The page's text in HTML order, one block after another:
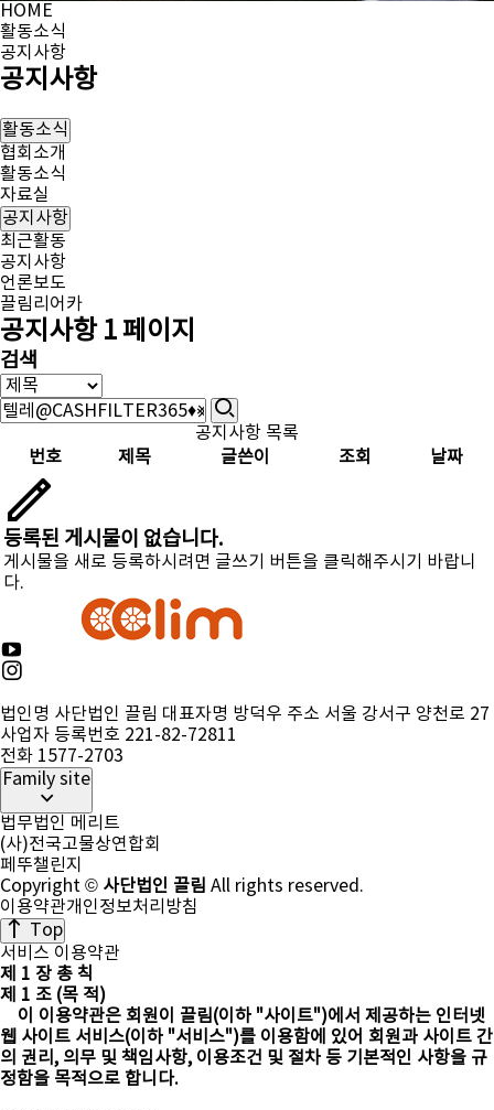
HOME
활동소식
공지사항
공지사항
활동소식
협회소개
활동소식
자료실
공지사항
최근활동
공지사항
언론보도
끌림리어카
공지사항 1 페이지
검색
공지사항 목록
번호
제목 글쓴이 조회 날짜
등록된 게시물이 없습니다.
게시물을 새로 등록하시려면 글쓰기 버튼을 클릭해주시기 바랍니
다.
법인명 사단법인 끌림 대표자명 방덕우 주소 서울 강서구 양천로 27
사업자 등록번호 221-82-72811
전화 1577-2703
Family site
법무법인 메리트
(사)전국고물상연합회
페뚜챌린지
Copyright © 사단법인 끌림 All rights reserved.
이용약관개인정보처리방침
Top
서비스 이용약관
제 1 장 총 칙
제 1 조 (목 적)
이 이용약관은 회원이 끌림(이하 "사이트")에서 제공하는 인터넷
웹 사이트 서비스(이하 "서비스")를 이용함에 있어 회원과 사이트 간
의 권리, 의무 및 책임사항, 이용조건 및 절차 등 기본적인 사항을 규
정함을 목적으로 합니다.